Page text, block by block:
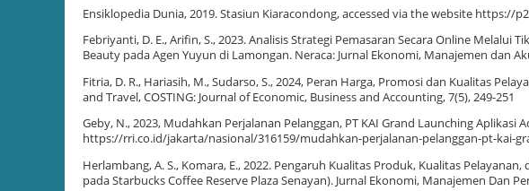
Ensiklopedia Dunia, 2019. Stasiun Kiaracondong, accessed via the website https://
Febriyanti, D. E., Arifin, S., 2023. Analisis Strategi Pemasaran Secara Online
Beauty pada Agen Yuyun di Lamongan. Neraca: Jurnal Ekonomi, Manajemen dan
Fitria, D. R., Hariasih, M., Sudarso, S., 2024, Peran Harga, Promosi dan Kualitas
and Travel, COSTING: Journal of Economic, Business and Accounting, 7(5), 249-251
Geby, N., 2023, Mudahkan Perjalanan Pelanggan, PT KAI Grand Launching Aplikasi
https://rri.co.id/jakarta/nasional/316159/mudahkan-perjalanan-pelanggan-pt-kai-
Herlambang, A. S., Komara, E., 2022. Pengaruh Kualitas Produk, Kualitas
pada Starbucks Coffee Reserve Plaza Senayan). Jurnal Ekonomi, Manajemen Dan